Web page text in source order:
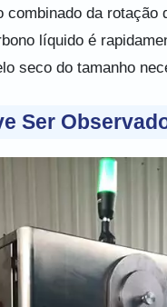
combinado da
líquido é
seco do tamanho
Ser